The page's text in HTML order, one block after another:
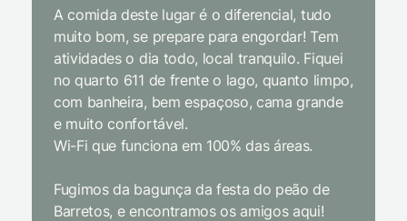
A comida deste lugar é o diferencial, tudo
muito bom, se prepare para engordar! Tem
atividades o dia todo, local tranquilo. Fiquei
no quarto 611 de frente o lago, quanto limpo,
com banheira, bem espaçoso, cama grande
e muito confortável.
Wi-Fi que funciona em 100% das áreas.
Fugimos da bagunça da festa do peão de
Barretos, e encontramos os amigos aqui!